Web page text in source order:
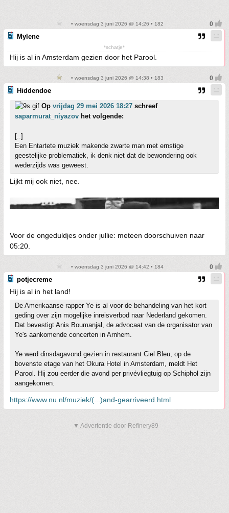
• woensdag 3 juni 2026 @ 14:26 • 182
Mylene
*schatje*
Hij is al in Amsterdam gezien door het Parool.
• woensdag 3 juni 2026 @ 14:38 • 183
Hiddendoe
Op vrijdag 29 mei 2026 18:27 schreef
saparmurat_niyazov het volgende:
[..]
Een Entartete muziek makende zwarte man met ernstige
geestelijke problematiek, ik denk niet dat de bewondering ook
wederzijds was geweest.
Lijkt mij ook niet, nee.
Voor de ongeduldjes onder jullie: meteen doorschuiven naar
05:20.
• woensdag 3 juni 2026 @ 14:42 • 184
potjecreme
Hij is al in het land!
De Amerikaanse rapper Ye is al voor de behandeling van het kort
geding over zijn mogelijke inreisverbod naar Nederland gekomen.
Dat bevestigt Anis Boumanjal, de advocaat van de organisator van
Ye's aankomende concerten in Arnhem.
Ye werd dinsdagavond gezien in restaurant Ciel Bleu, op de
bovenste etage van het Okura Hotel in Amsterdam, meldt Het
Parool. Hij zou eerder die avond per privévliegtuig op Schiphol zijn
aangekomen.
https://www.nu.nl/muziek/(...)and-gearriveerd.html
▼ Advertentie door Refinery89